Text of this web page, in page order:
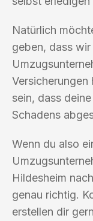
Natürlich
geben, dass
sein, dass
Schadens
Wenn du also
Hildesheim
genau richtig.
erstellen dir